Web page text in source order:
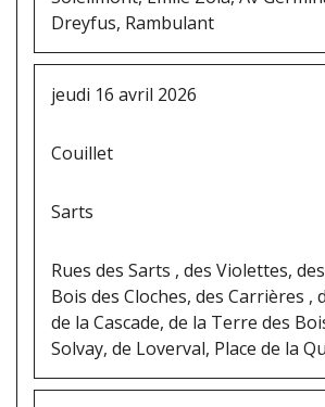
Dreyfus, Rambulant
jeudi 16 avril 2026
Couillet
Sarts
Rues des Sarts , des Violettes,
Bois des Cloches, des Carrières ,
de la Cascade, de la Terre des
Solvay, de Loverval, Place de la